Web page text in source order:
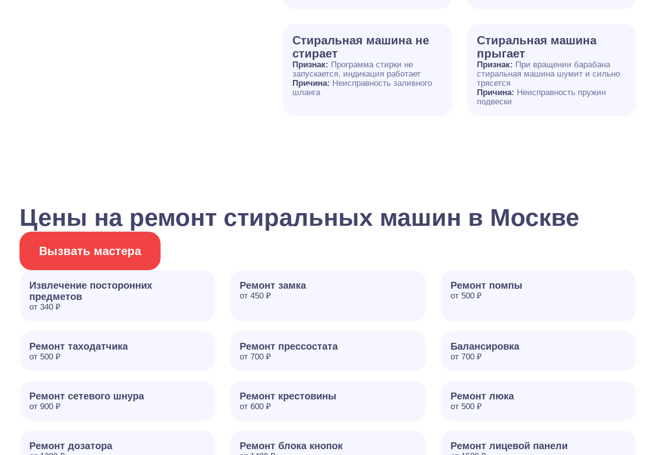
Стиральная машина не
стирает
Признак: Программа стирки не
запускается, индикация работает
Причина: Неисправность заливного
шланга
Стиральная машина
прыгает
Признак: При вращении барабана
стиральная машина шумит и сильно
трясется
Причина: Неисправность пружин
подвески
Цены на ремонт стиральных машин в Москве
Вызвать мастера
Извлечение посторонних
предметов
от 340 ₽
Ремонт замка
от 450 ₽
Ремонт помпы
от 500 ₽
Ремонт таходатчика
от 500 ₽
Ремонт прессостата
от 700 ₽
Балансировка
от 700 ₽
Ремонт сетевого шнура
от 900 ₽
Ремонт крестовины
от 600 ₽
Ремонт люка
от 500 ₽
Ремонт дозатора Ремонт блока кнопок Ремонт лицевой панели